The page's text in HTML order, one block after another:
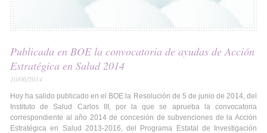
Publicada en BOE la convocatoria de ayudas de Acción
Estratégica en Salud 2014
10/06/2014
Hoy ha salido publicado en el BOE la Resolución de 5 de junio de 2014, del
Instituto de Salud Carlos III, por la que se aprueba la convocatoria
correspondiente al año 2014 de concesión de subvenciones de la Acción
Estratégica en Salud 2013-2016, del Programa Estatal de Investigación